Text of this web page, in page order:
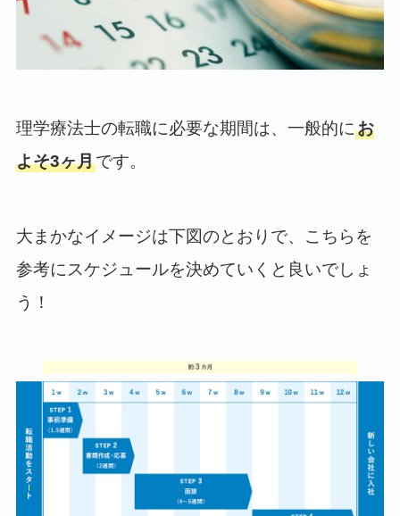
理学療法士の転職に必要な期間は、一般的にお
よそ3ヶ月です。
大まかなイメージは下図のとおりで、こちらを
参考にスケジュールを決めていくと良いでしょ
う！